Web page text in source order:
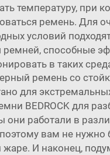
температуру, при
ремень. Для
условий
ремней, способные
в таких
ремень со
для
BEDROCK для
они работали в
вам не нужно
жаре. И наконец,